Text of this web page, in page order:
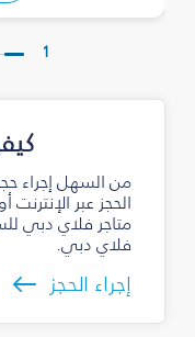
1
من السهل إجراء
الحجز عبر
متاجر فلاي دبي
فلاي دبي.
إجراء الحجز